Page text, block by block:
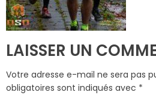
LAISSER UN
Votre adresse e-mail ne sera pas
obligatoires sont indiqués avec *